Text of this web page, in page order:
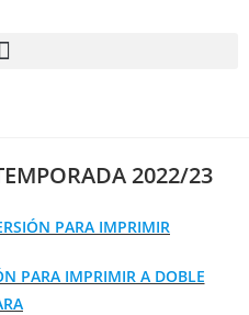
2022/23
PARA IMPRIMIR
PARA IMPRIMIR A DOBLE